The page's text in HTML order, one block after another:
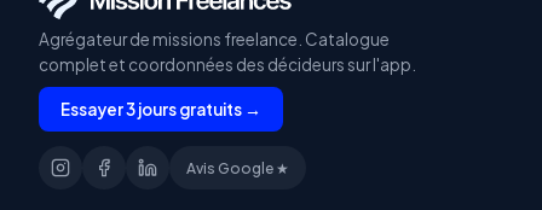
Agrégateur de missions freelance. Catalogue
complet et coordonnées des décideurs sur l'app.
Essayer 3 jours gratuits →
Avis Google ★